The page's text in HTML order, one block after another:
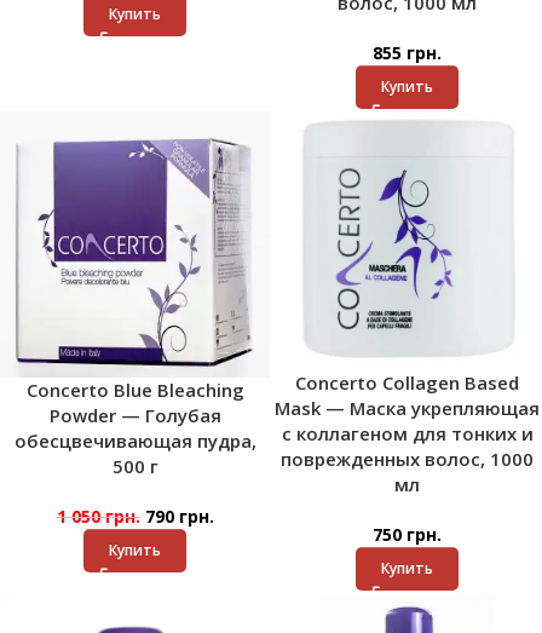
Купить
855 грн.
Купить
Concerto Blue Bleaching
Powder — Голубая
обесцвечивающая пудра,
500 г
1 050грн. 790 грн.
Купить
Concerto Collagen Based
Mask — Маска укрепляющая
с коллагеном для тонких и
поврежденных волос, 1000
мл
750 грн.
Купить